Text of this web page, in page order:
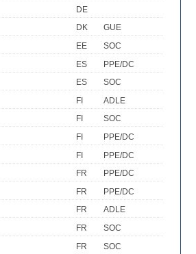
DE
DK
GUE
EE
SOC
ES
PPE/DC
ES
SOC
FI
ADLE
FI
SOC
FI
PPE/DC
FI
PPE/DC
FR
PPE/DC
FR
PPE/DC
FR
ADLE
FR
SOC
FR
SOC